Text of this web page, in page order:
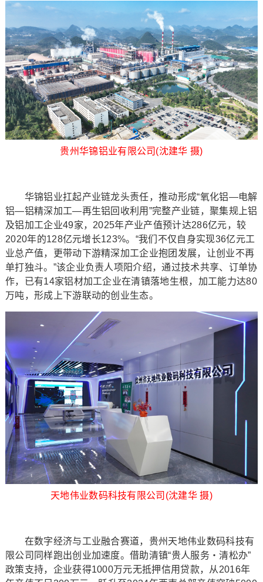
贵州华锦铝业有限公司(沈建华 摄)
华锦铝业扛起产业链龙头责任，推动形成“氧化铝—电解
铝—铝精深加工—再生铝回收利用”完整产业链，聚集规上铝
及铝加工企业49家，2025年产业产值预计达286亿元，较
2020年的128亿元增长123%。“我们不仅自身实现36亿元工
业总产值，更带动下游精深加工企业抱团发展，让创业不再
单打独斗。”该企业负责人项阳介绍，通过技术共享、订单协
作，已有14家铝材加工企业在清镇落地生根，加工能力达80
万吨，形成上下游联动的创业生态。
天地伟业数码科技有限公司(沈建华 摄)
在数字经济与工业融合赛道，贵州天地伟业数码科技有
限公司同样跑出创业加速度。借助清镇“贵人服务・清松办”
政策支持，企业获得1000万元无抵押信用贷款，从2016年